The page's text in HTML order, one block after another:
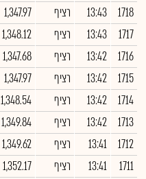
1718
13:43 רציף 1,347.97
1717
13:43 רציף 1,348.12
1716
13:42 רציף 1,347.68
1715
13:42 רציף 1,347.97
1714
13:42 רציף 1,348.54
1713
13:42 רציף 1,349.84
1712
13:41 רציף 1,349.62
1711
13:41 רציף 1,352.17